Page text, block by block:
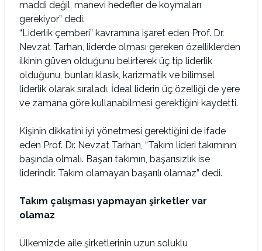
maddi değil, manevi hedefler de koymaları
gerekiyor” dedi.
“Liderlik çemberi” kavramına işaret eden Prof. Dr.
Nevzat Tarhan, liderde olması gereken özelliklerden
ilkinin güven olduğunu belirterek üç tip liderlik
olduğunu, bunları klasik, karizmatik ve bilimsel
liderlik olarak sıraladı. İdeal liderin üç özelliği de yere
ve zamana göre kullanabilmesi gerektiğini kaydetti.
Kişinin dikkatini iyi yönetmesi gerektiğini de ifade
eden Prof. Dr. Nevzat Tarhan, “Takım lideri takımının
başında olmalı. Başarı takımın, başarısızlık ise
liderindir. Takım olamayan başarılı olamaz” dedi.
Takım çalışması yapmayan şirketler var
olamaz
Ülkemizde aile şirketlerinin uzun soluklu